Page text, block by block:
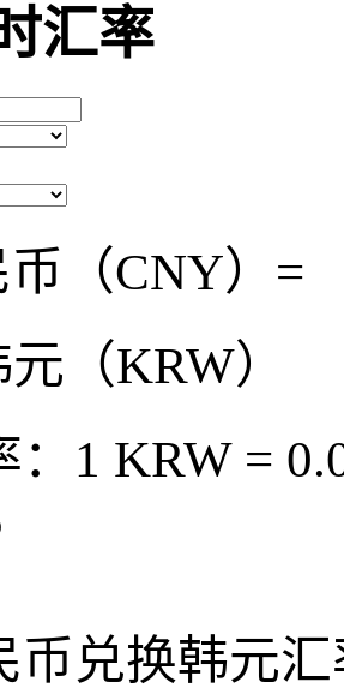
汇率
币（CNY）=
（KRW）
：1 KRW =
币兑换韩元